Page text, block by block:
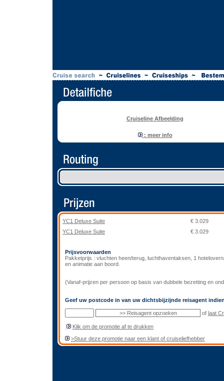
Cruiseline Afbeelding
: meer info
YC1 Deluxe Suite
€ 3.029
YC1 Deluxe Suite
€ 3.029
Prijsvoorwaarden
Pakketprijs : vluchten heen/terug, luchthaventaksen, 1
en animatie aan boord.
(Vanaf-prijzen per persoon op basis van dubbele bezetting en
Geef uw postcode in van uw dichtsbijzijnde reisagent
of laat
Klik om de promotie af te drukken
>Stuur deze promotie naar een klant of cruiseliefhebber